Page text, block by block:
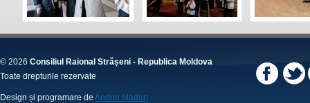
© 2026 Consiliul Raional Strășeni - Republica Moldova
Toate drepturile rezervate
Design și programare de Andrei Madan